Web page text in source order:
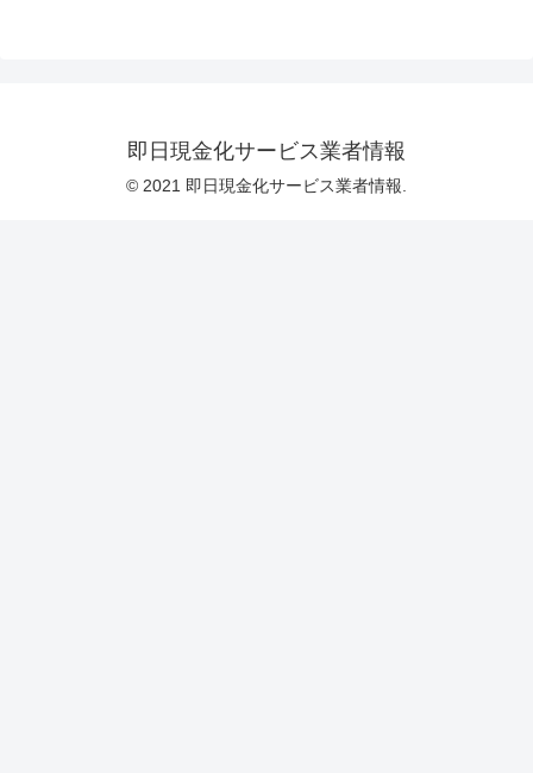
即日現金化サービス業者情報
© 2021 即日現金化サービス業者情報.